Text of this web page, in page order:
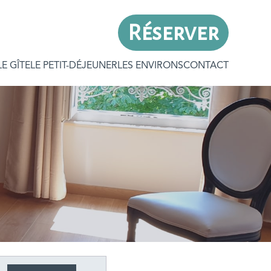
Réserver
GÎTELE PETIT-DÉJEUNERLES ENVIRONSCONTACT